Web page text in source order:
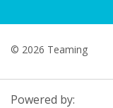
© 2026 Teaming
Powered by: